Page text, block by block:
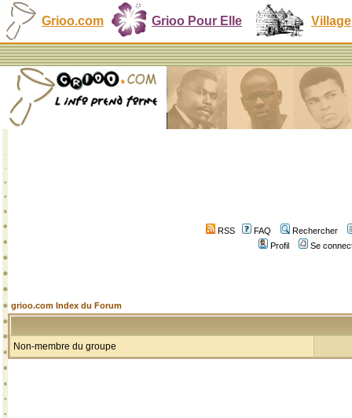
Grioo.com Grioo Pour Elle Village
RSS FAQ
Rechercher
Profil
Se
grioo.com Index du Forum
Non-membre du groupe